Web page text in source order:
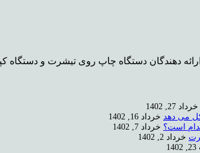
خرداد 27, 1402
خرداد 16, 1402
است؟ خرداد 7, 1402
خرداد 2, 1402